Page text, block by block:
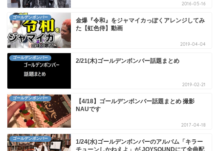
2016-05-16
ゴールデンボンバー
金爆『令和』をジャマイカっぽくアレンジしてみ
た【虹色侍】動画
2019-04-04
ゴールデンボンバー 2/21(木)ゴールデンボンバー話題まとめ
2019-02-21
ゴールデンボンバー
【4/18】ゴールデンボンバー話題まとめ 撮影
NAUです
2017-04-18
ゴールデンボンバー
1/24(水)ゴールデンボンバーのアルバム「キラー
チューンしかねえよ」が JOYSOUNDにて全曲配